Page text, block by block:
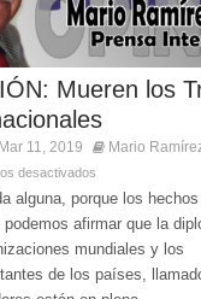
Mueren los
Mar 11, 2019 Mario
desactivados
alguna, porque los
afirmar que la
mundiales y los
de los países,